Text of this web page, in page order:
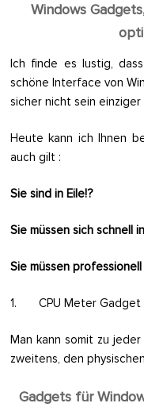
Windows
Ich finde es lustig,
schöne Interface von
sicher nicht sein einziger
Heute kann ich Ihnen
auch gilt :
Sie sind in Eile!?
Sie müssen sich schnell
Sie müssen
1. CPU Meter Gadget
Man kann somit zu
zweitens, den
Gadgets für